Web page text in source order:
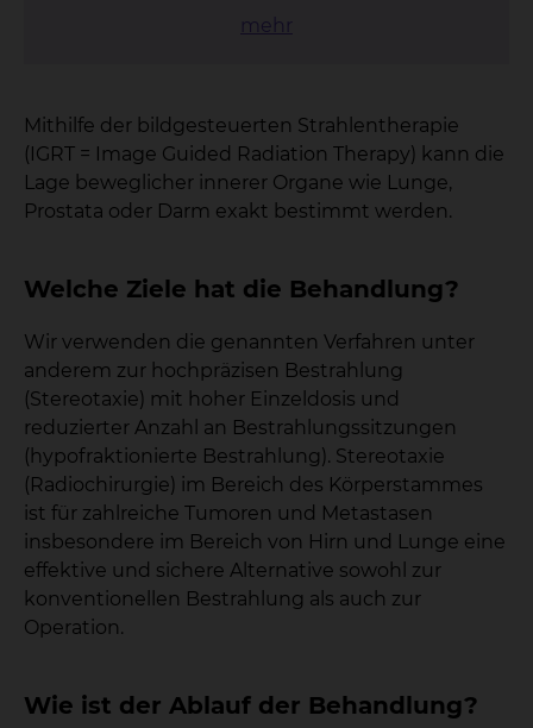
mehr
Mithilfe der bildgesteuerten Strahlentherapie
(IGRT = Image Guided Radiation Therapy) kann die
Lage beweglicher innerer Organe wie Lunge,
Prostata oder Darm exakt bestimmt werden.
Welche Ziele hat die Behandlung?
Wir verwenden die genannten Verfahren unter
anderem zur hochpräzisen Bestrahlung
(Stereotaxie) mit hoher Einzeldosis und
reduzierter Anzahl an Bestrahlungssitzungen
(hypofraktionierte Bestrahlung). Stereotaxie
(Radiochirurgie) im Bereich des Körperstammes
ist für zahlreiche Tumoren und Metastasen
insbesondere im Bereich von Hirn und Lunge eine
effektive und sichere Alternative sowohl zur
konventionellen Bestrahlung als auch zur
Operation.
Wie ist der Ablauf der Behandlung?